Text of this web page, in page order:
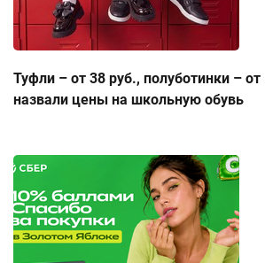
Туфли – от 38 руб., полуботинки –
назвали цены на школьную обувь